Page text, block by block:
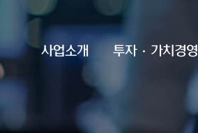
사업소개 투자·가치경영